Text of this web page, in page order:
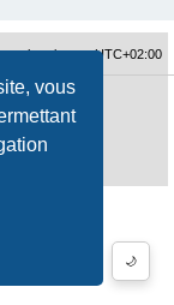
vous
🌙
horaire surUTC+02:00
Limited